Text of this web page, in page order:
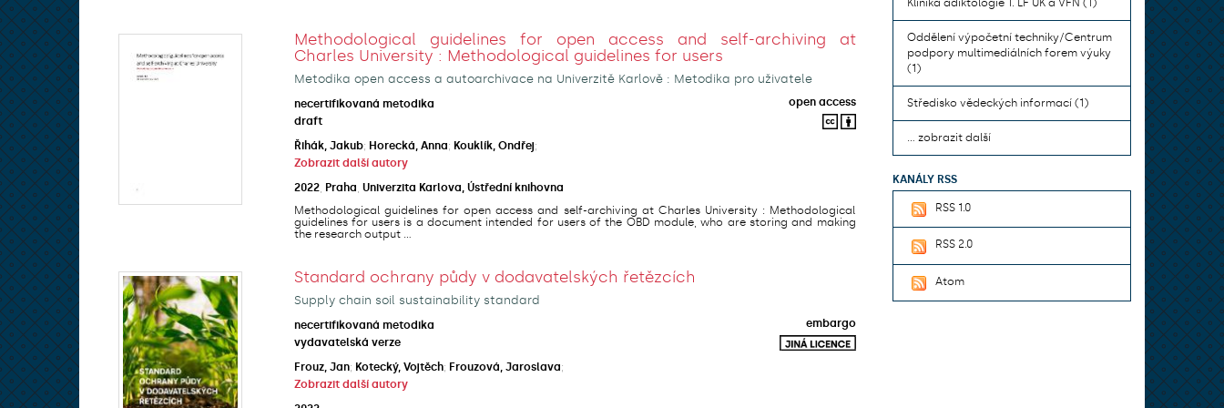
Methodological guidelines for open access and self-archiving at
Charles University : Methodological guidelines for users
Metodika open access a autoarchivace na Univerzitě Karlově : Metodika pro uživatele
necertifikovaná metodika
open access
draft
Řihák, Jakub; Horecká, Anna; Kouklík, Ondřej;
Zobrazit další autory
2022, Praha Univerzita Karlova, Ústřední knihovna
Methodological guidelines for open access and self-archiving at Charles University : Methodological
guidelines for users is a document intended for users of the OBD module, who are storing and making
the research output ...
Standard ochrany půdy v dodavatelských řetězcích
Supply chain soil sustainability standard
necertifikovaná metodika
embargo
vydavatelská verze
Frouz, Jan; Kotecký, Vojtěch; Frouzová, Jaroslava;
Zobrazit další autory
Klinika adiktologie 1. LF UK a VFN (1)
Oddělení výpočetní techniky/Centrum
podpory multimediálních forem výuky
(1)
Středisko vědeckých informací (1)
... zobrazit další
KANÁLY RSS
RSS 1.0
RSS 2.0
Atom